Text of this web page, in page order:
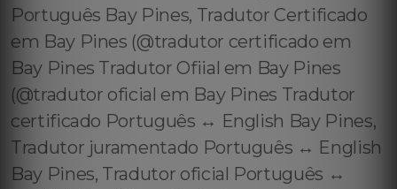
Português Bay Pines, Tradutor Certificado
em Bay Pines (@tradutor certificado em
Bay Pines Tradutor Ofiial em Bay Pines
(@tradutor oficial em Bay Pines Tradutor
certificado Português ↔️ English Bay Pines,
Tradutor juramentado Português ↔️ English
Bay Pines, Tradutor oficial Português ↔️